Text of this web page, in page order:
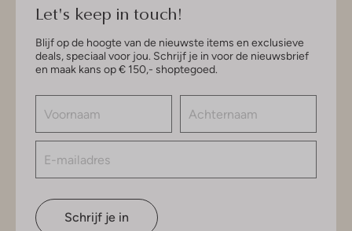
Let's keep in touch!
Blijf op de hoogte van de nieuwste items en exclusieve
deals, speciaal voor jou. Schrijf je in voor de nieuwsbrief
en maak kans op € 150,- shoptegoed.
Schrijf je in